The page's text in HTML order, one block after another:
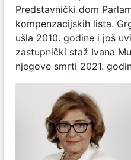
Predstavnički dom
kompenzacijskih lista.
ušla 2010. godine i još
zastupnički staž Ivana
njegove smrti 2021.